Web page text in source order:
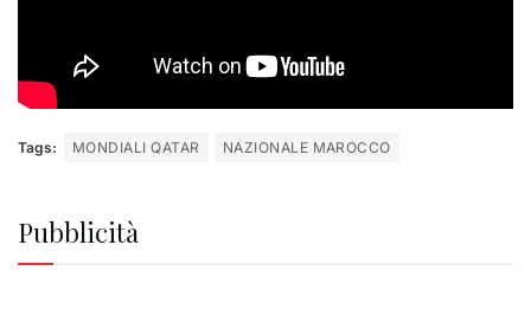
Tags: MONDIALI QATAR NAZIONALE MAROCCO
Pubblicità